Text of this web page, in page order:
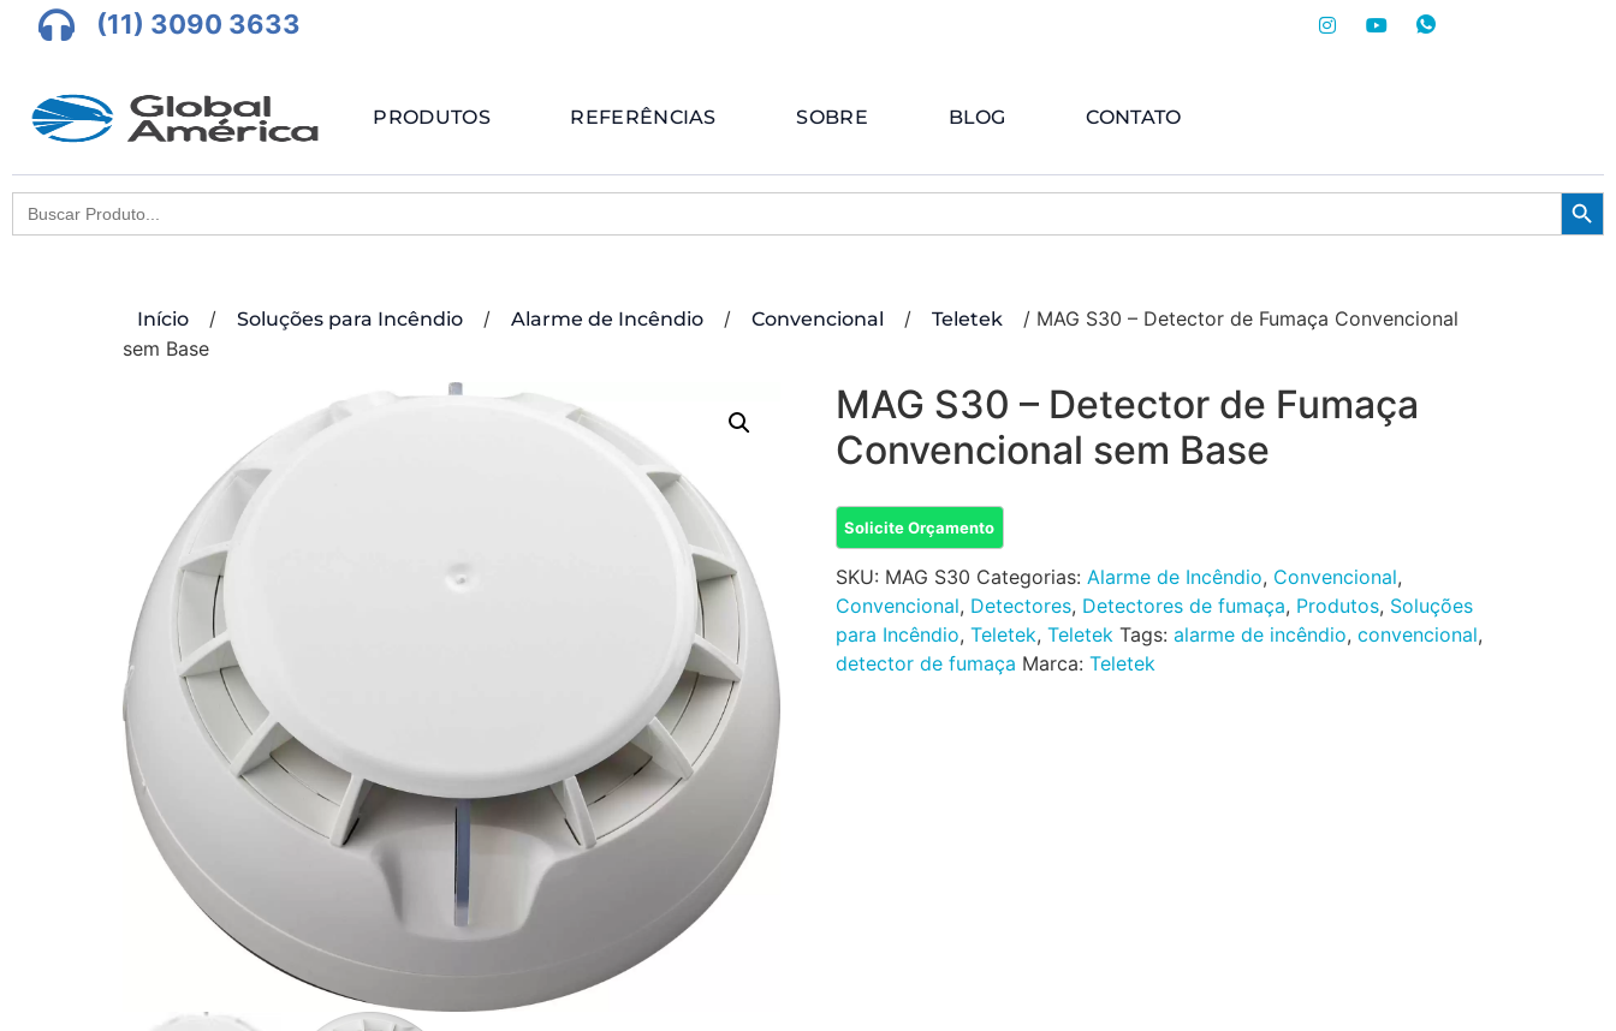
(11) 3090 3633
PRODUTOS REFERÊNCIAS SOBRE BLOG CONTATO
Search
for:
Início / Soluções para Incêndio / Alarme de Incêndio / Convencional / Teletek
/ MAG S30 – Detector de Fumaça Convencional
sem Base
MAG S30 – Detector de Fumaça
Convencional sem Base
Solicite Orçamento
SKU: MAG S30 Categorias: Alarme de Incêndio, Convencional,
Convencional, Detectores, Detectores de fumaça, Produtos, Soluções
para Incêndio, Teletek, Teletek Tags: alarme de incêndio, convencional,
detector de fumaça Marca: Teletek